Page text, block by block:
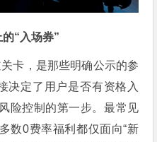
“入场券”
卡，是那些明确公示的参
决定了用户是否有资格入
险控制的第一步。最常见
多数0费率福利都仅面向“新